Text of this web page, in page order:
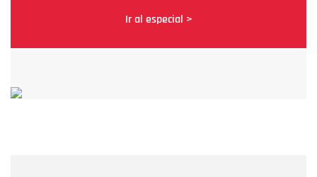
Ir al especial >